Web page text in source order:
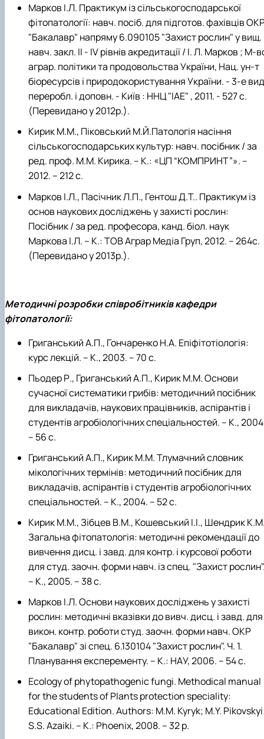
Марков І.Л. Практикум із сільськогосподарської
фітопатології: навч. посіб. для підготов. фахівців
"Бакалавр" напряму 6.090105 "Захист рослин" у вищ.
навч. закл. II - IV рівнів акредитації / І. Л. Марков ; М-
аграр. політики та продовольства України, Нац. ун-т
біоресурсів і природокористування України. - 3-е
переробл. і доповн. - Київ : ННЦ "ІАЕ" , 2011. - 527 с.
(Перевидано у 2012р.).
Кирик М.М., Піковський М.Й.Патологія насіння
сільськогосподарських культур: навч. посібник / за
ред. проф. М.М. Кирика. – К.: «ЦП “КОМПРИНТ”». –
2012. – 212 с.
Марков І.Л., Пасічник Л.П., Гентош Д.Т.. Практикум із
основ наукових досліджень у захисті рослин:
Посібник / за ред. професора, канд. біол. наук
Маркова І.Л. – К.: ТОВ Аграр Медіа Груп, 2012. – 264с.
(Перевидано у 2013р.).
Методичні розробки співробітників кафедри
фітопатології:
Григанський А.П., Гончаренко Н.А. Епіфітотіологія:
курс лекцій. – К., 2003. – 70 с.
Пьодер Р., Григанський А.П., Кирик М.М. Основи
сучасної систематики грибів: методичний посібник
для викладачів, наукових працівників, аспірантів і
студентів агробіологічних спеціальностей. – К.,
– 56 с.
Григанський А.П., Кирик М.М. Тлумачний словник
мікологічних термінів: методичний посібник для
викладачів, аспірантів і студентів агробіологічних
спеціальностей. – К., 2004. – 52 с.
Кирик М.М., Зібцев В.М., Кошевський І.І., Шендрик
Загальна фітопатологія: методичні рекомендації до
вивчення дисц. і завд. для контр. і курсової роботи
для студ. заочн. форми навч. із спец. "Захист
– К., 2005. – 38 с.
Марков І.Л. Основи наукових досліджень у захисті
рослин: методичні вказівки до вивч. дисц. і завд. для
викон. контр. роботи студ. заочн. форми навч. ОКР
"Бакалавр" зі спец. 6.130104 "Захист рослин". Ч. 1.
Планування експеременту. – К.: НАУ, 2006. – 54 с.
Ecology of phytopathogenic fungi. Methodical manual
for the students of Plants protection speciality:
Educational Edition. Authors: M.M. Kyryk; M.Y.
S.S. Azaiki. – K.: Phoenix, 2008. – 32 p.